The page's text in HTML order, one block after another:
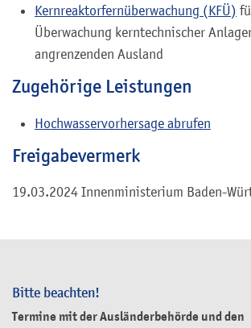
Bitte beachten!
Termine mit der Ausländerbehörde und den
Kernreaktorfernüberwachung (KFÜ) f
Überwachung kerntechnischer
angrenzenden Ausland
Zugehörige Leistungen
Hochwasservorhersage abrufen
Freigabevermerk
19.03.2024 Innenministerium Baden-